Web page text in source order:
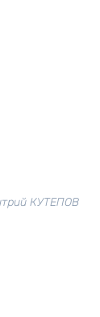
КУТЕПОВ